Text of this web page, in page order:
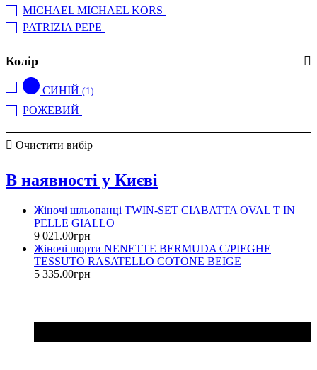
MICHAEL MICHAEL KORS
PATRIZIA PEPE
PINKO(+144)
RED VALENTINO
TRUSSARDI
TWIN-SET(+36)
VERSACE JEANS COUTURE
Колір
СИНІЙ (1)
РОЖЕВИЙ
Очистити вибір
В наявності у Києві
Жіночі шльопанці TWIN-SET CIABATTA OVAL T IN
PELLE GIALLO
9 021 .00грн
Жіночі шорти NENETTE BERMUDA C/PIEGHE
TESSUTO RASATELLO COTONE BEIGE
5 335.00грн